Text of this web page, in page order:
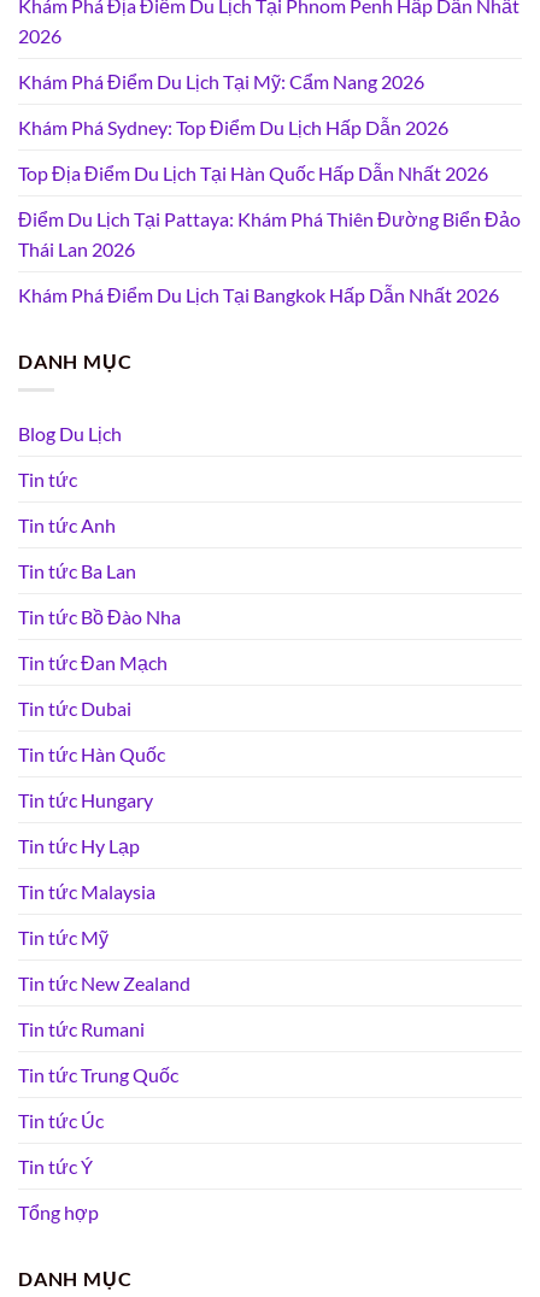
Khám Phá Địa Điểm Du Lịch Tại Phnom Penh Hấp Dẫn Nhất
2026
Khám Phá Điểm Du Lịch Tại Mỹ: Cẩm Nang 2026
Khám Phá Sydney: Top Điểm Du Lịch Hấp Dẫn 2026
Top Địa Điểm Du Lịch Tại Hàn Quốc Hấp Dẫn Nhất 2026
Điểm Du Lịch Tại Pattaya: Khám Phá Thiên Đường Biển Đảo
Thái Lan 2026
Khám Phá Điểm Du Lịch Tại Bangkok Hấp Dẫn Nhất 2026
DANH MỤC
Blog Du Lịch
Tin tức
Tin tức Anh
Tin tức Ba Lan
Tin tức Bồ Đào Nha
Tin tức Đan Mạch
Tin tức Dubai
Tin tức Hàn Quốc
Tin tức Hungary
Tin tức Hy Lạp
Tin tức Malaysia
Tin tức Mỹ
Tin tức New Zealand
Tin tức Rumani
Tin tức Trung Quốc
Tin tức Úc
Tin tức Ý
Tổng hợp
DANH MỤC